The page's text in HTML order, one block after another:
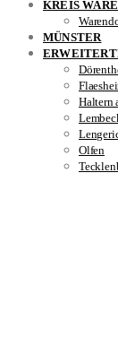
KREIS
MÜNSTER
Haltern
Olfen